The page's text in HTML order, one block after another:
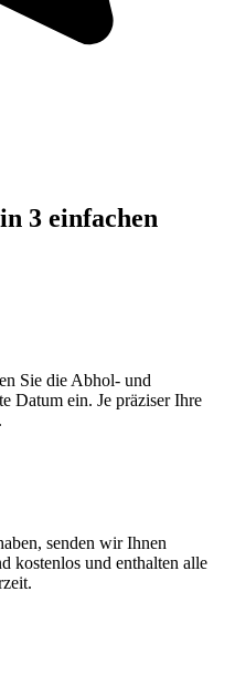
3 einfachen
Sie die Abhol- und
Datum ein. Je präziser Ihre
senden wir Ihnen
kostenlos und enthalten alle